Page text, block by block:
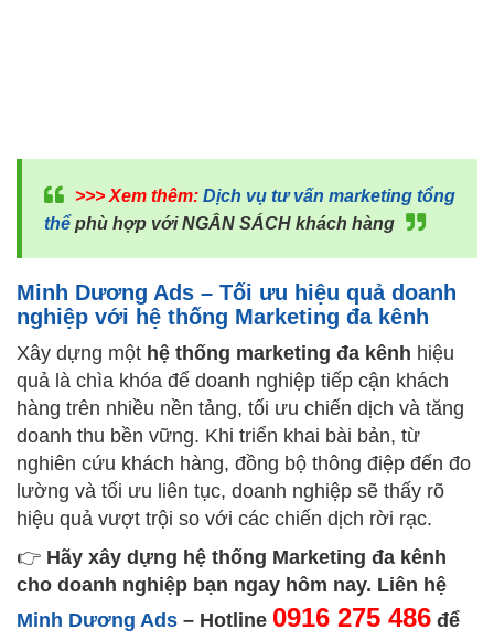
>>> Xem thêm: Dịch vụ tư vấn marketing tổng
thể phù hợp với NGÂN SÁCH khách hàng
Minh Dương Ads – Tối ưu hiệu quả doanh
nghiệp với hệ thống Marketing đa kênh
Xây dựng một hệ thống marketing đa kênh hiệu
quả là chìa khóa để doanh nghiệp tiếp cận khách
hàng trên nhiều nền tảng, tối ưu chiến dịch và tăng
doanh thu bền vững. Khi triển khai bài bản, từ
nghiên cứu khách hàng, đồng bộ thông điệp đến đo
lường và tối ưu liên tục, doanh nghiệp sẽ thấy rõ
hiệu quả vượt trội so với các chiến dịch rời rạc.
👉 Hãy xây dựng hệ thống Marketing đa kênh
cho doanh nghiệp bạn ngay hôm nay. Liên hệ
Minh Dương Ads – Hotline 0916 275 486 để